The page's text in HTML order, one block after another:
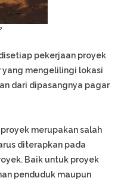
pekerjaan proyek
mengelilingi lokasi
dari dipasangnya pagar
merupakan salah
diterapkan pada
Baik untuk proyek
penduduk maupun